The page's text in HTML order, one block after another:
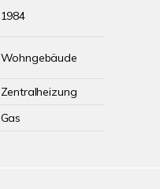
1984
Wohngebäude
Zentralheizung
Gas